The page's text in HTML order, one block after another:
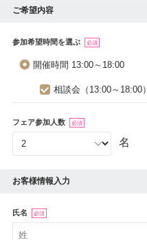
ご希望内容
参加希望時間を選ぶ 必須
開催時間 13:00～18:00
相談会（13:00～18:00）
フェア参加人数 必須
名
お客様情報入力
氏名 必須